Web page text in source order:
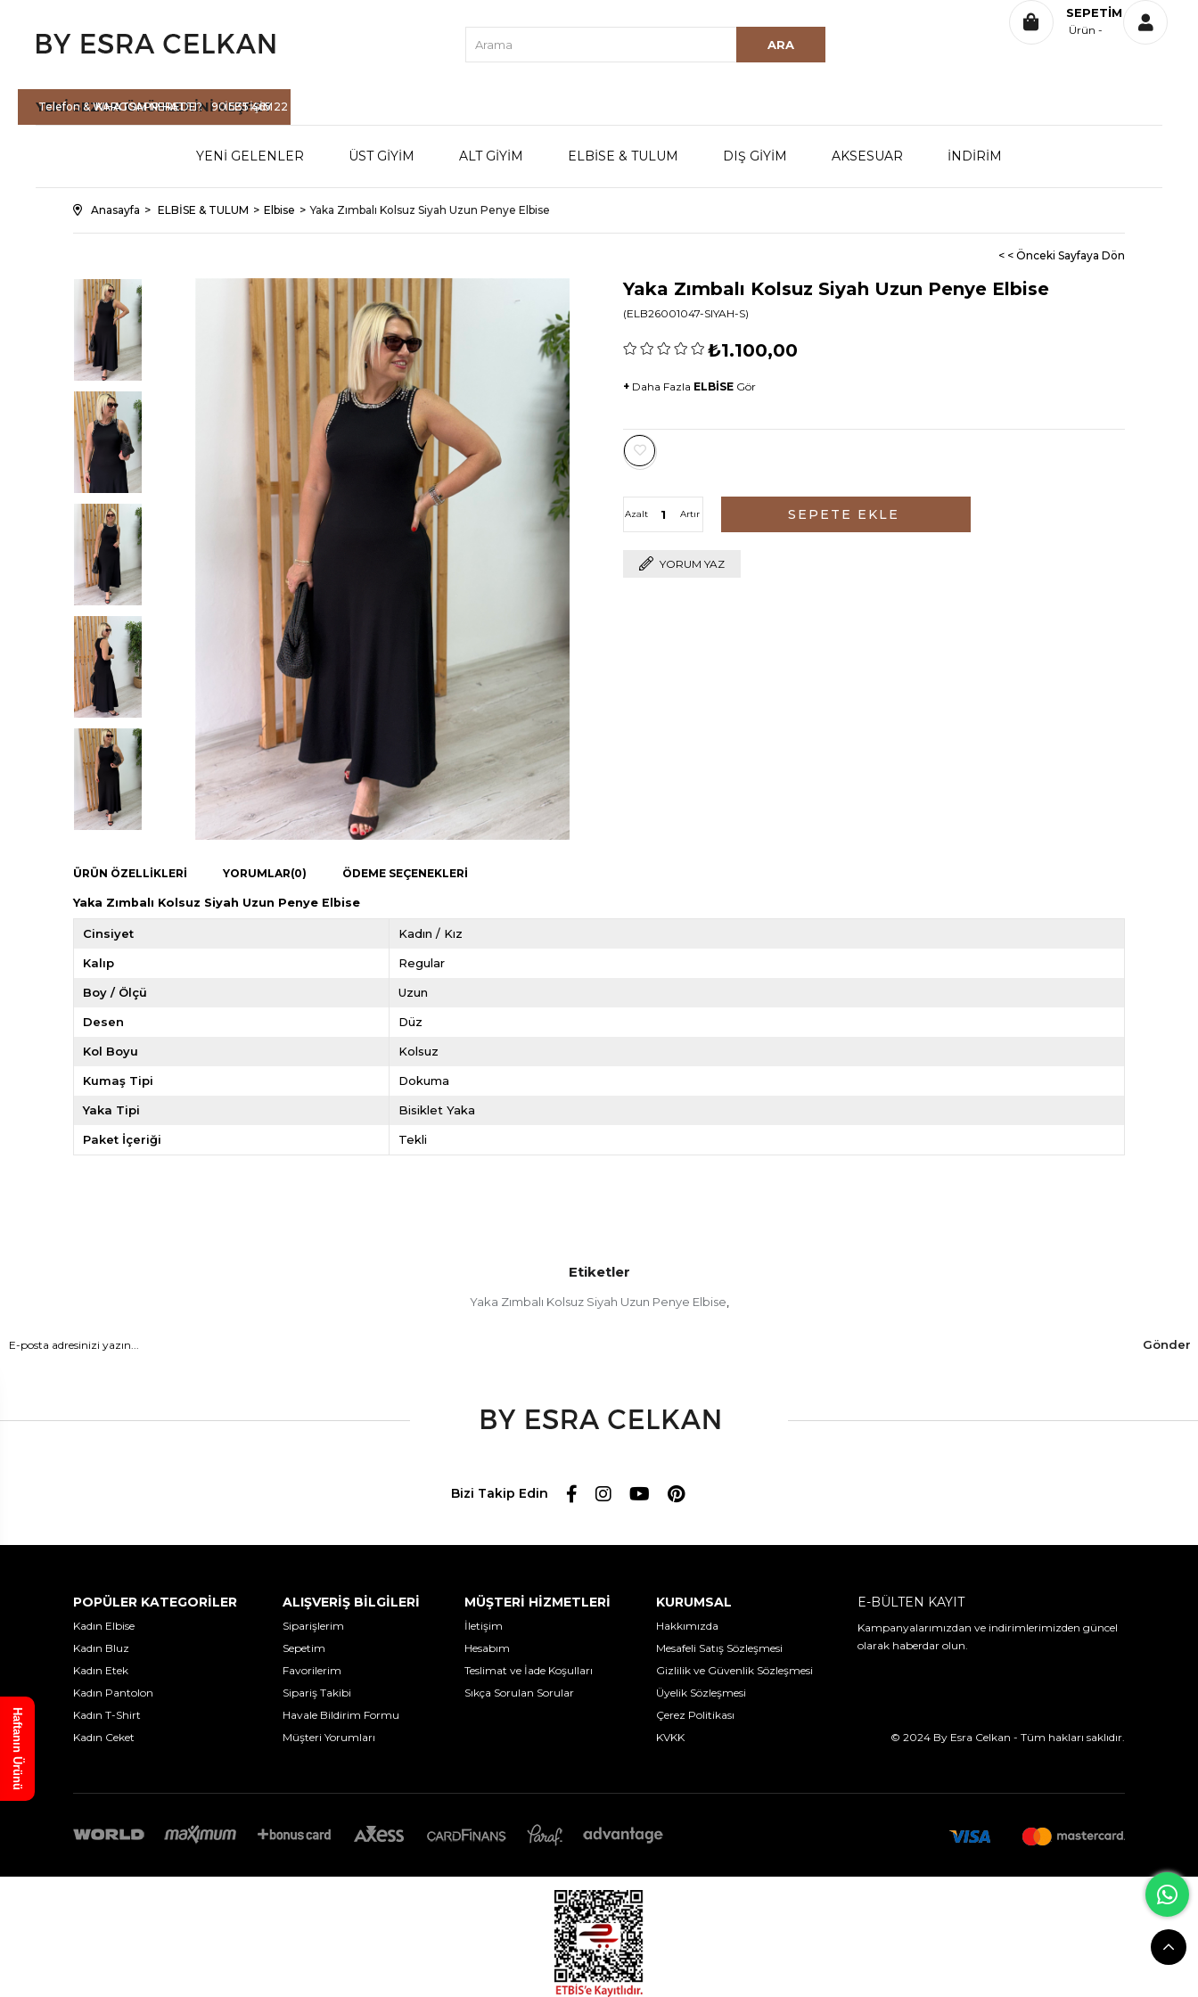
Telefon & WHATSAPP HATTI : 90 535 465 22
YENİ SEZONÜRÜNLERİNİ KEŞFET
KARGOM NEREDE? İLETİŞİM
SEPETIM
Ürün
YENİ GELENLER ÜST GİYİM ALT GİYİM ELBİSE & TULUM DIŞ GİYİM AKSESUAR İNDİRİM
Anasayfa ELBİSE & TULUM Elbise Yaka Zımbalı Kolsuz Siyah Uzun Penye Elbise
< < Önceki Sayfaya Dön
Yaka Zımbalı Kolsuz Siyah Uzun Penye Elbise
(ELB26001047-SIYAH-S)
₺1.100,00
+ Daha Fazla ELBİSE Gör
Artır
Azalt
YORUM YAZ
ÜRÜN ÖZELLIKLERI YORUMLAR(0) ÖDEME SEÇENEKLERI
Yaka Zımbalı Kolsuz Siyah Uzun Penye Elbise
Cinsiyet Kadın / Kız
Kalıp Regular
Boy / Ölçü Uzun
Desen Düz
Kol Boyu Kolsuz
Kumaş Tipi Dokuma
Yaka Tipi Bisiklet Yaka
Paket İçeriği Tekli
Etiketler
Yaka Zımbalı Kolsuz Siyah Uzun Penye Elbise,
Gönder
Bizi Takip Edin
POPÜLER KATEGORİLER
Kadın Elbise
Kadın Bluz
Kadın Etek
Kadın Pantolon
Kadın T-Shirt
Kadın Ceket
ALIŞVERİŞ BİLGİLERİ
Siparişlerim
Sepetim
Favorilerim
Sipariş Takibi
Havale Bildirim Formu
Müşteri Yorumları
MÜŞTERİ HİZMETLERİ
İletişim
Hesabım
Teslimat ve İade Koşulları
Sıkça Sorulan Sorular
KURUMSAL
Hakkımızda
Mesafeli Satış Sözleşmesi
Gizlilik ve Güvenlik Sözleşmesi
Üyelik Sözleşmesi
Çerez Politikası
KVKK
E-BÜLTEN KAYIT
Kampanyalarımızdan ve indirimlerimizden güncel
olarak haberdar olun.
© 2024 By Esra Celkan - Tüm hakları saklıdır.
Haftanın Ürünü